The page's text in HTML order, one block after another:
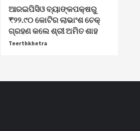
ଆରଇପିସିଓ ବ୍ୟାଙ୍କପକ୍ଷରୁ
₹୨୨.୯୦ କୋଟିର ଲାଭାଂଶ ଚେକ୍
ଗ୍ରହଣ କଲେ ଶ୍ରୀ ଅମିତ ଶାହ
Teerthkhetra